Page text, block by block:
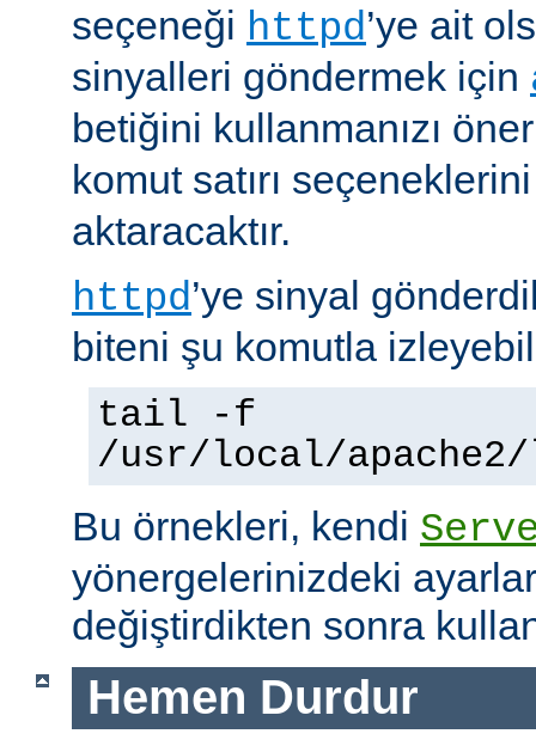
seçeneği httpd’ye ait
sinyalleri göndermek için
betiğini kullanmanızı
komut satırı
aktaracaktır.
httpd’ye sinyal
biteni şu komutla
tail -f
/usr/local/
Bu örnekleri, kendi
yönergelerinizdeki
değiştirdikten sonra
Hemen Durdur